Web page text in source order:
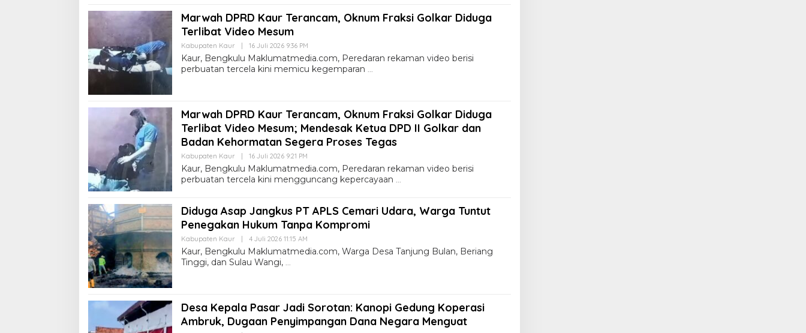
Marwah DPRD Kaur Terancam, Oknum Fraksi Golkar Diduga
Terlibat Video Mesum
Kabupaten Kaur 16 Juli 2026 9:36 PM
Kaur, Bengkulu Maklumatmedia.com, Peredaran rekaman video berisi
perbuatan tercela kini memicu kegemparan
Marwah DPRD Kaur Terancam, Oknum Fraksi Golkar Diduga
Terlibat Video Mesum; Mendesak Ketua DPD II Golkar dan
Badan Kehormatan Segera Proses Tegas
Kabupaten Kaur 16 Juli 2026 9:21 PM
Kaur, Bengkulu Maklumatmedia.com, Peredaran rekaman video berisi
perbuatan tercela kini mengguncang kepercayaan
Diduga Asap Jangkus PT APLS Cemari Udara, Warga Tuntut
Penegakan Hukum Tanpa Kompromi
Kabupaten Kaur 4 Juli 2026 11:15 AM
Kaur, Bengkulu Maklumatmedia.com, Warga Desa Tanjung Bulan, Beriang
Tinggi, dan Sulau Wangi,
Desa Kepala Pasar Jadi Sorotan: Kanopi Gedung Koperasi
Ambruk, Dugaan Penyimpangan Dana Negara Menguat